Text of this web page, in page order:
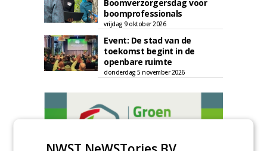
Boomverzorgersdag voor
boomprofessionals
vrijdag 9 oktober 2026
Event: De stad van de
toekomst begint in de
openbare ruimte
donderdag 5 november 2026